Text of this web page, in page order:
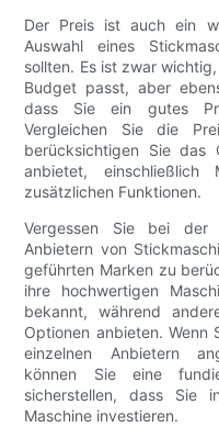
Der Preis ist auch ein
Auswahl eines
sollten. Es ist zwar
Budget passt, aber
dass Sie ein gutes
Vergleichen Sie die
berücksichtigen Sie das
anbietet, einschließlich
zusätzlichen Funktionen.
Vergessen Sie bei der
Anbietern von
geführten Marken zu
ihre hochwertigen
bekannt, während
Optionen anbieten.
einzelnen Anbietern
können Sie eine
sicherstellen, dass Sie
Maschine investieren.